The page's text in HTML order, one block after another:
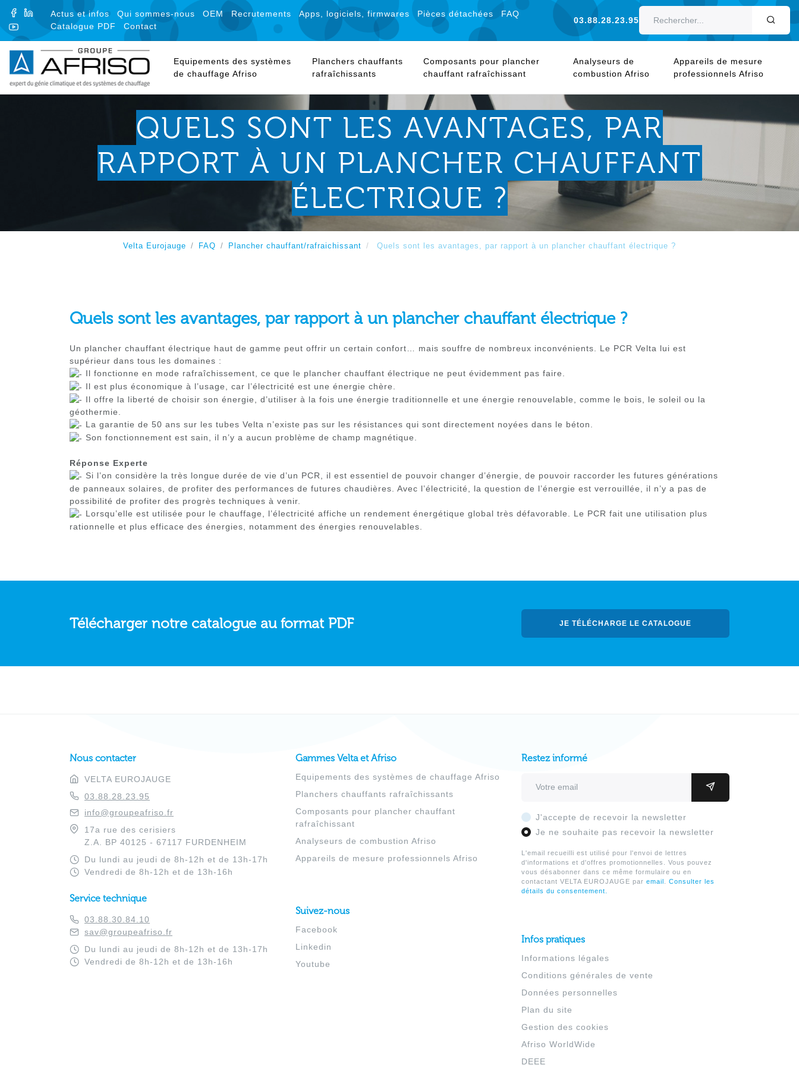
FACEBOOK
LINKEDIN
YOUTUBE
Actus et infos Qui sommes-nous OEM Recrutements Apps, logiciels, firmwares Pièces détachées
FAQ
Catalogue PDF
Contact
03.88.28.23.95
Equipements des systèmes
de chauffage Afriso
Planchers chauffants
rafraîchissants
Composants pour plancher
chauffant rafraîchissant
Analyseurs de
combustion Afriso
Appareils de mesure
professionnels Afriso
QUELS SONT LES AVANTAGES, PAR
RAPPORT À UN PLANCHER CHAUFFANT
ÉLECTRIQUE ?
Velta Eurojauge FAQ Plancher chauffant/rafraichissant Quels sont les avantages, par rapport à un plancher chauffant électrique ?
Quels sont les avantages, par rapport à un plancher chauffant électrique ?
Un plancher chauffant électrique haut de gamme peut offrir un certain confort… mais souffre de nombreux inconvénients. Le PCR Velta lui est
supérieur dans tous les domaines :
Il fonctionne en mode rafraîchissement, ce que le plancher chauffant électrique ne peut évidemment pas faire.
Il est plus économique à l’usage, car l’électricité est une énergie chère.
Il offre la liberté de choisir son énergie, d’utiliser à la fois une énergie traditionnelle et une énergie renouvelable, comme le bois, le soleil ou la
géothermie.
La garantie de 50 ans sur les tubes Velta n’existe pas sur les résistances qui sont directement noyées dans le béton.
Son fonctionnement est sain, il n’y a aucun problème de champ magnétique.
Réponse Experte
Si l’on considère la très longue durée de vie d’un PCR, il est essentiel de pouvoir changer d’énergie, de pouvoir raccorder les futures générations
de panneaux solaires, de profiter des performances de futures chaudières. Avec l’électricité, la question de l’énergie est verrouillée, il n’y a pas de
possibilité de profiter des progrès techniques à venir.
Lorsqu’elle est utilisée pour le chauffage, l’électricité affiche un rendement énergétique global très défavorable. Le PCR fait une utilisation plus
rationnelle et plus efficace des énergies, notamment des énergies renouvelables.
Télécharger notre catalogue au format PDF JE TÉLÉCHARGE LE CATALOGUE
Nous contacter
VELTA EUROJAUGE
03.88.28.23.95
info@groupeafriso.fr
17a rue des cerisiers
Z.A. BP 40125 - 67117 FURDENHEIM
Du lundi au jeudi de 8h-12h et de 13h-17h
Vendredi de 8h-12h et de 13h-16h
Service technique
03.88.30.84.10
sav@groupeafriso.fr
Du lundi au jeudi de 8h-12h et de 13h-17h
Vendredi de 8h-12h et de 13h-16h
Gammes Velta et Afriso
Equipements des systèmes de chauffage Afriso
Planchers chauffants rafraîchissants
Composants pour plancher chauffant
rafraîchissant
Analyseurs de combustion Afriso
Appareils de mesure professionnels Afriso
Suivez-nous
Facebook
Linkedin
Youtube
Restez informé
J'accepte de recevoir la newsletter
Je ne souhaite pas recevoir la newsletter
L'email recueilli est utilisé pour l'envoi de lettres
d'informations et d'offres promotionnelles. Vous pouvez
vous désabonner dans ce même formulaire ou en
contactant VELTA EUROJAUGE par email
Consulter les
détails du consentement.
Infos pratiques
Informations légales
Conditions générales de vente
Données personnelles
Plan du site
Gestion des cookies
Afriso WorldWide
DEEE